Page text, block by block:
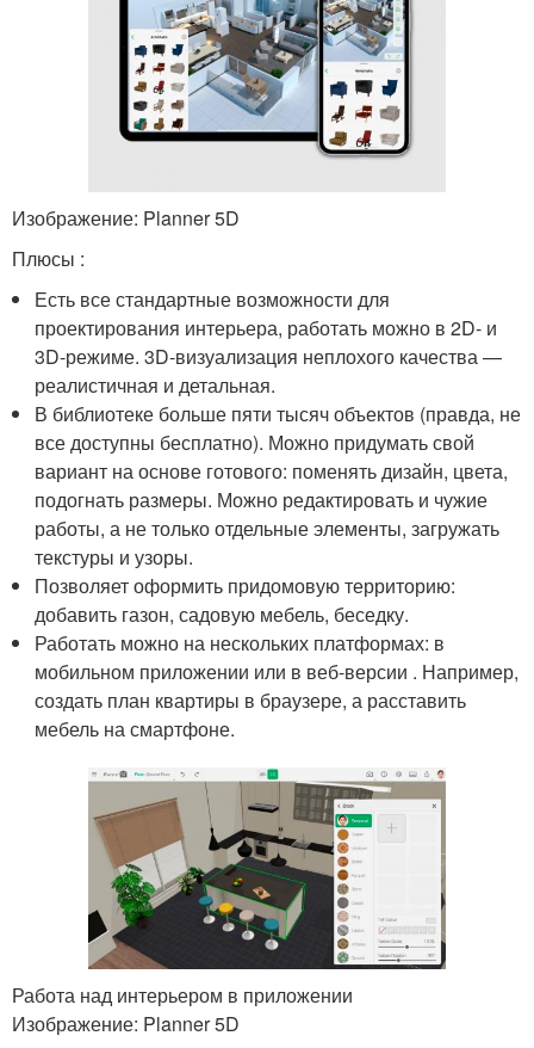
Изображение: Planner 5D
Плюсы :
Есть все стандартные возможности для
проектирования интерьера, работать можно в 2D- и
3D-режиме. 3D-визуализация неплохого качества —
реалистичная и детальная.
В библиотеке больше пяти тысяч объектов (правда, не
все доступны бесплатно). Можно придумать свой
вариант на основе готового: поменять дизайн, цвета,
подогнать размеры. Можно редактировать и чужие
работы, а не только отдельные элементы, загружать
текстуры и узоры.
Позволяет оформить придомовую территорию:
добавить газон, садовую мебель, беседку.
Работать можно на нескольких платформах: в
мобильном приложении или в веб-версии . Например,
создать план квартиры в браузере, а расставить
мебель на смартфоне.
Работа над интерьером в приложении
Изображение: Planner 5D